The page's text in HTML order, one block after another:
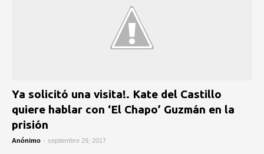
Ya solicitó una visita!. Kate del Castillo
quiere hablar con ‘El Chapo’ Guzmán en la
prisión
Anónimo - septiembre 29, 2017